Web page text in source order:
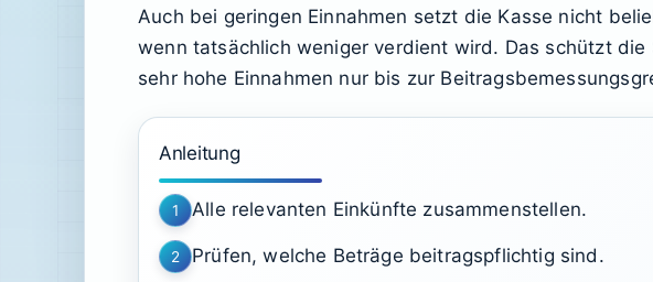
Auch bei geringen Einnahmen setzt die Kasse nicht
wenn tatsächlich weniger verdient wird. Das schützt
sehr hohe Einnahmen nur bis zur
Anleitung
1 Alle relevanten Einkünfte zusammenstellen.
2 Prüfen, welche Beträge beitragspflichtig sind.